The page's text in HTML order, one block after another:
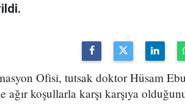
Ofisi, tutsak doktor Hüsam
ağır koşullarla karşı karşıya